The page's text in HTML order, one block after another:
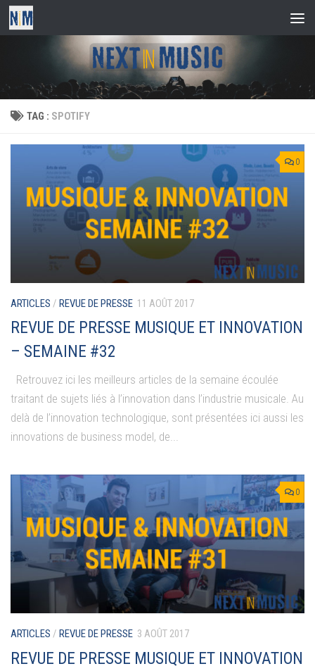
Skip to content
TAG : SPOTIFY
0
ARTICLES / REVUE DE PRESSE 11 AOÛT 2017
REVUE DE PRESSE MUSIQUE ET INNOVATION
– SEMAINE #32
Retrouvez ici les meilleurs articles de la semaine écoulée
traitant de sujets liés à l’innovation dans l’industrie musicale. Au
delà de l’innovation technologique, sont présentées ici aussi les
innovations de business model, de...
0
ARTICLES / REVUE DE PRESSE 3 AOÛT 2017
REVUE DE PRESSE MUSIQUE ET INNOVATION